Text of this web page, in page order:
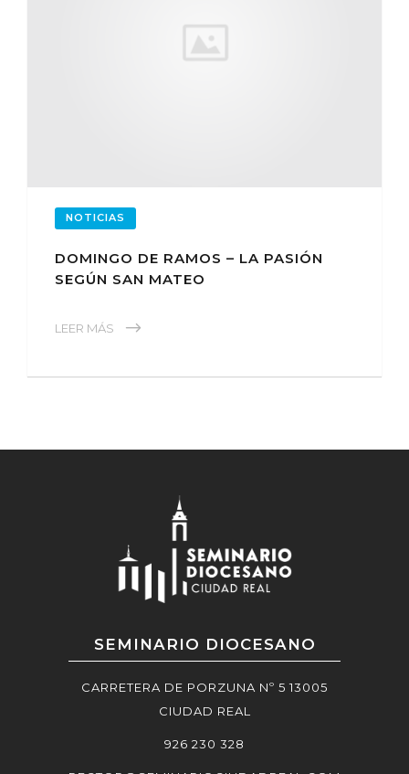
NOTICIAS
DOMINGO DE RAMOS – LA PASIÓN
SEGÚN SAN MATEO
LEER MÁS
SEMINARIO DIOCESANO
CARRETERA DE PORZUNA Nº 5 13005
CIUDAD REAL
926 230 328